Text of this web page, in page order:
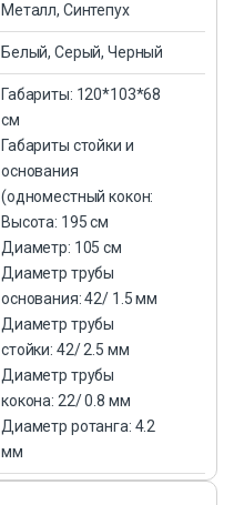
Металл, Синтепух
Белый, Серый, Черный
Габариты: 120*103*68
см
Габариты стойки и
основания
(одноместный кокон:
Высота: 195 см
Диаметр: 105 см
Диаметр трубы
основания: 42/ 1.5 мм
Диаметр трубы
стойки: 42/ 2.5 мм
Диаметр трубы
кокона: 22/ 0.8 мм
Диаметр ротанга: 4.2
мм